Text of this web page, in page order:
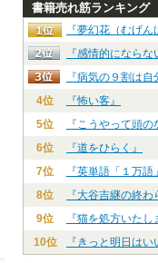
書籍売れ筋ランキング
『夢幻花（むげん
『感情的にならな
『病気の９割は自
4位
『怖い客』
5位
『こうやって頭の
6位
『道をひらく』
7位
『英単語「１万語
8位
『大谷吉継の終わ
9位
『猫を処方いたし
10位
『きっと明日はい